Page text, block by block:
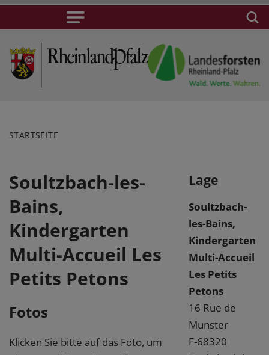
STARTSEITE
Soultzbach-les-
Bains,
Kindergarten
Multi-Accueil Les
Petits Petons
Fotos
Klicken Sie bitte auf das Foto, um
Lage
Soultzbach-
les-Bains,
Kindergarten
Multi-Accueil
Les Petits
Petons
16 Rue de
Munster
F-68320